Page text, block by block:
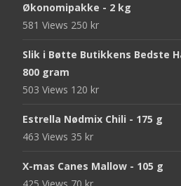
Økonomipakke - 2 kg
581 Views 250 kr
Slik i Bøtte Butikkens Bedste
800 gram
503 Views 120 kr
Estrella Nødmix Chili - 175 g
463 Views 35 kr
X-mas Canes Mallow - 105 g